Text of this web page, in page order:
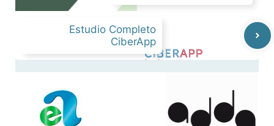
Estudio Completo
CiberApp